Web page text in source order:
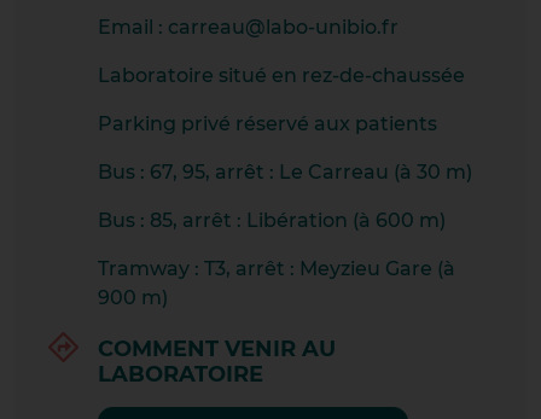
GIVORS MAISON DE SANTE
GRAND PARILLY
LA CÔTE SAINT ANDRÉ
LES AVENIÈRES
LYON BELLECOUR
LYON CARNOT
LYON LAFAYETTE
Email : carreau@labo-unibio.fr
Laboratoire situé en rez-de-chaussée
Parking privé réservé aux patients
Bus : 67, 95, arrêt : Le Carreau (à 30 m)
Bus : 85, arrêt : Libération (à 600 m)
Tramway : T3, arrêt : Meyzieu Gare (à
900 m)
COMMENT VENIR AU
LABORATOIRE